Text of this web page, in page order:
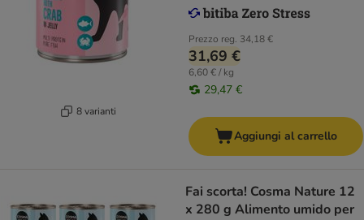
8 varianti
Prezzo reg. 34,18 €
31,69 €
6,60 € / kg
29,47 €
Aggiungi al carrello
Fai scorta! Cosma Nature 12
x 280 g Alimento umido per